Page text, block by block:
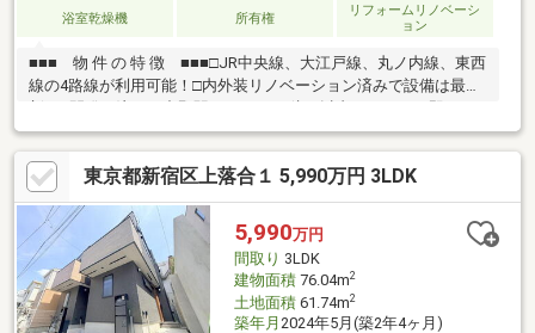
浴室乾燥機 所有権
リフォームリノベーシ
ョン
■■■ 物 件 の 特 徴 ■■■□JR中央線、大江戸線、丸ノ内線、東西
線の4路線が利用可能！□内外装リノベーション済みで設備は最
案内可能ですので、お気軽にご連絡ください！□□□ 城南、都心
エリアの土地探し相談 □□□◇ 土地探しから住まいづくりまでサ
ポート ◇■城南・都心エリアの住まい探しに対応■土地探し・建築
会社選びもご相談可能■未公開物件や住宅ローン相談も承ります
お気軽にお問合せ下さい。～ FREST HOME ～
東京都新宿区上落合１ 5,990万円 3LDK
5,990万円
間取り 3LDK
建物面積76.04m2
土地面積61.74m2
築年月 2024年5月(築2年4ヶ月)